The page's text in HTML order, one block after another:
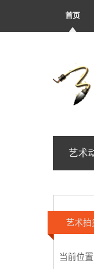
首页
艺术
艺术拍
当前位置